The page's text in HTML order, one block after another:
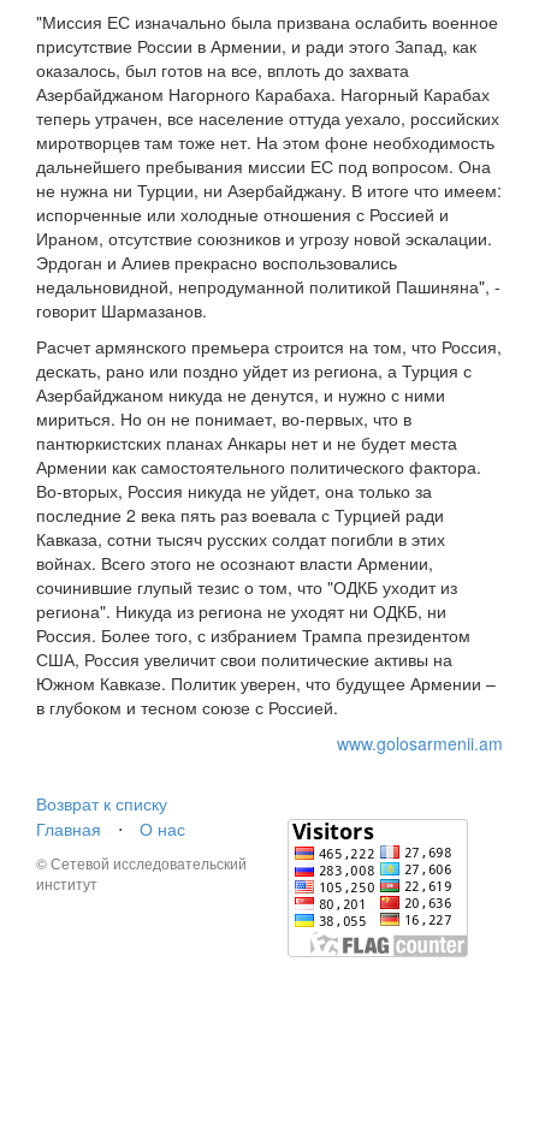
"Миссия ЕС изначально была призвана ослабить военное
присутствие России в Армении, и ради этого Запад, как
оказалось, был готов на все, вплоть до захвата
Азербайджаном Нагорного Карабаха. Нагорный Карабах
теперь утрачен, все население оттуда уехало, российских
миротворцев там тоже нет. На этом фоне необходимость
дальнейшего пребывания миссии ЕС под вопросом. Она
не нужна ни Турции, ни Азербайджану. В итоге что имеем:
испорченные или холодные отношения с Россией и
Ираном, отсутствие союзников и угрозу новой эскалации.
Эрдоган и Алиев прекрасно воспользовались
недальновидной, непродуманной политикой Пашиняна", -
говорит Шармазанов.
Расчет армянского премьера строится на том, что Россия,
дескать, рано или поздно уйдет из региона, а Турция с
Азербайджаном никуда не денутся, и нужно с ними
мириться. Но он не понимает, во-первых, что в
пантюркистских планах Анкары нет и не будет места
Армении как самостоятельного политического фактора.
Во-вторых, Россия никуда не уйдет, она только за
последние 2 века пять раз воевала с Турцией ради
Кавказа, сотни тысяч русских солдат погибли в этих
войнах. Всего этого не осознают власти Армении,
сочинившие глупый тезис о том, что "ОДКБ уходит из
региона". Никуда из региона не уходят ни ОДКБ, ни
Россия. Более того, с избранием Трампа президентом
США, Россия увеличит свои политические активы на
Южном Кавказе. Политик уверен, что будущее Армении –
в глубоком и тесном союзе с Россией.
www.golosarmenii.am
Возврат к списку
Главная
⋅ О нас
© Сетевой исследовательский
институт